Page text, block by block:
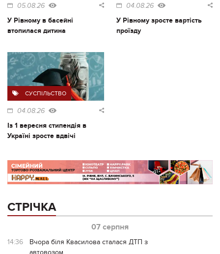
05.08.26
У Рівному в басейні
втопилася дитина
04.08.26
У Рівному зросте вартість
проїзду
СУСПІЛЬСТВО
04.08.26
Із 1 вересня стипендія в
Україні зросте вдвічі
СТРІЧКА
07 серпня
14:36
Вчора біля Квасилова сталася ДТП з